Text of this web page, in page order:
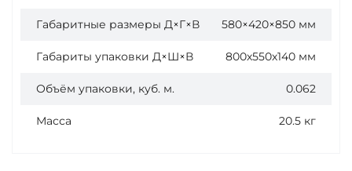
Габаритные размеры Д×Г×В 580×420×850 мм
Габариты упаковки Д×Ш×В 800х550х140 мм
Объём упаковки, куб. м. 0.062
Масса 20.5 кг